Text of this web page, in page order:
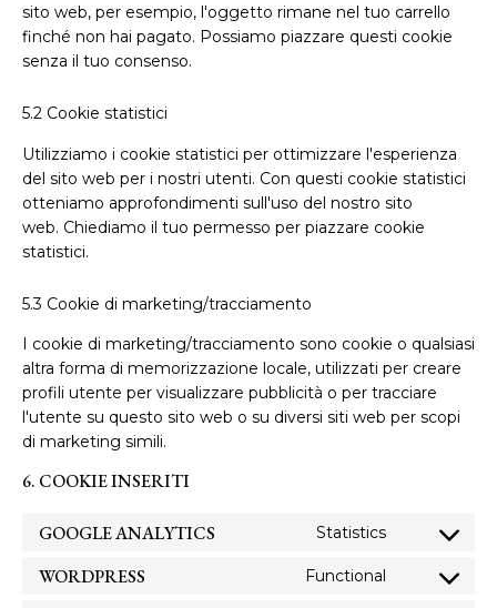
sito web, per esempio, l'oggetto rimane nel tuo carrello
finché non hai pagato. Possiamo piazzare questi cookie
senza il tuo consenso.
5.2 Cookie statistici
Utilizziamo i cookie statistici per ottimizzare l'esperienza
del sito web per i nostri utenti. Con questi cookie statistici
otteniamo approfondimenti sull'uso del nostro sito
web. Chiediamo il tuo permesso per piazzare cookie
statistici.
5.3 Cookie di marketing/tracciamento
I cookie di marketing/tracciamento sono cookie o qualsiasi
altra forma di memorizzazione locale, utilizzati per creare
profili utente per visualizzare pubblicità o per tracciare
l'utente su questo sito web o su diversi siti web per scopi
di marketing simili.
6. COOKIE INSERITI
GOOGLE ANALYTICS Statistics
WORDPRESS Functional